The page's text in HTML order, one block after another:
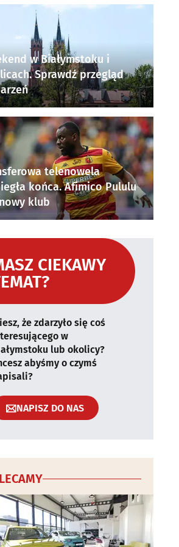
w Białymstoku i
Sprawdź przegląd
telenowela
końca. Afimico Pululu
klub
CIEKAWY
że zdarzyło się coś
w
lub okolicy?
abyśmy o czymś
NAPISZ DO NAS